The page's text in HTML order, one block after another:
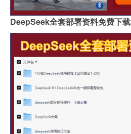
DeepSeek全套部署资料免费下载